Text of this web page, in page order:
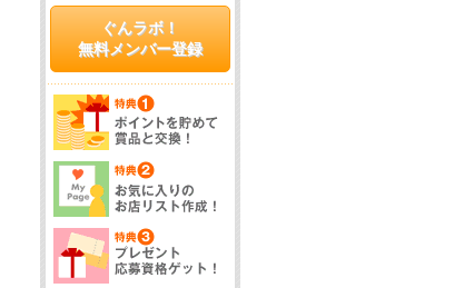
ぐんラボ！
無料メンバー登録